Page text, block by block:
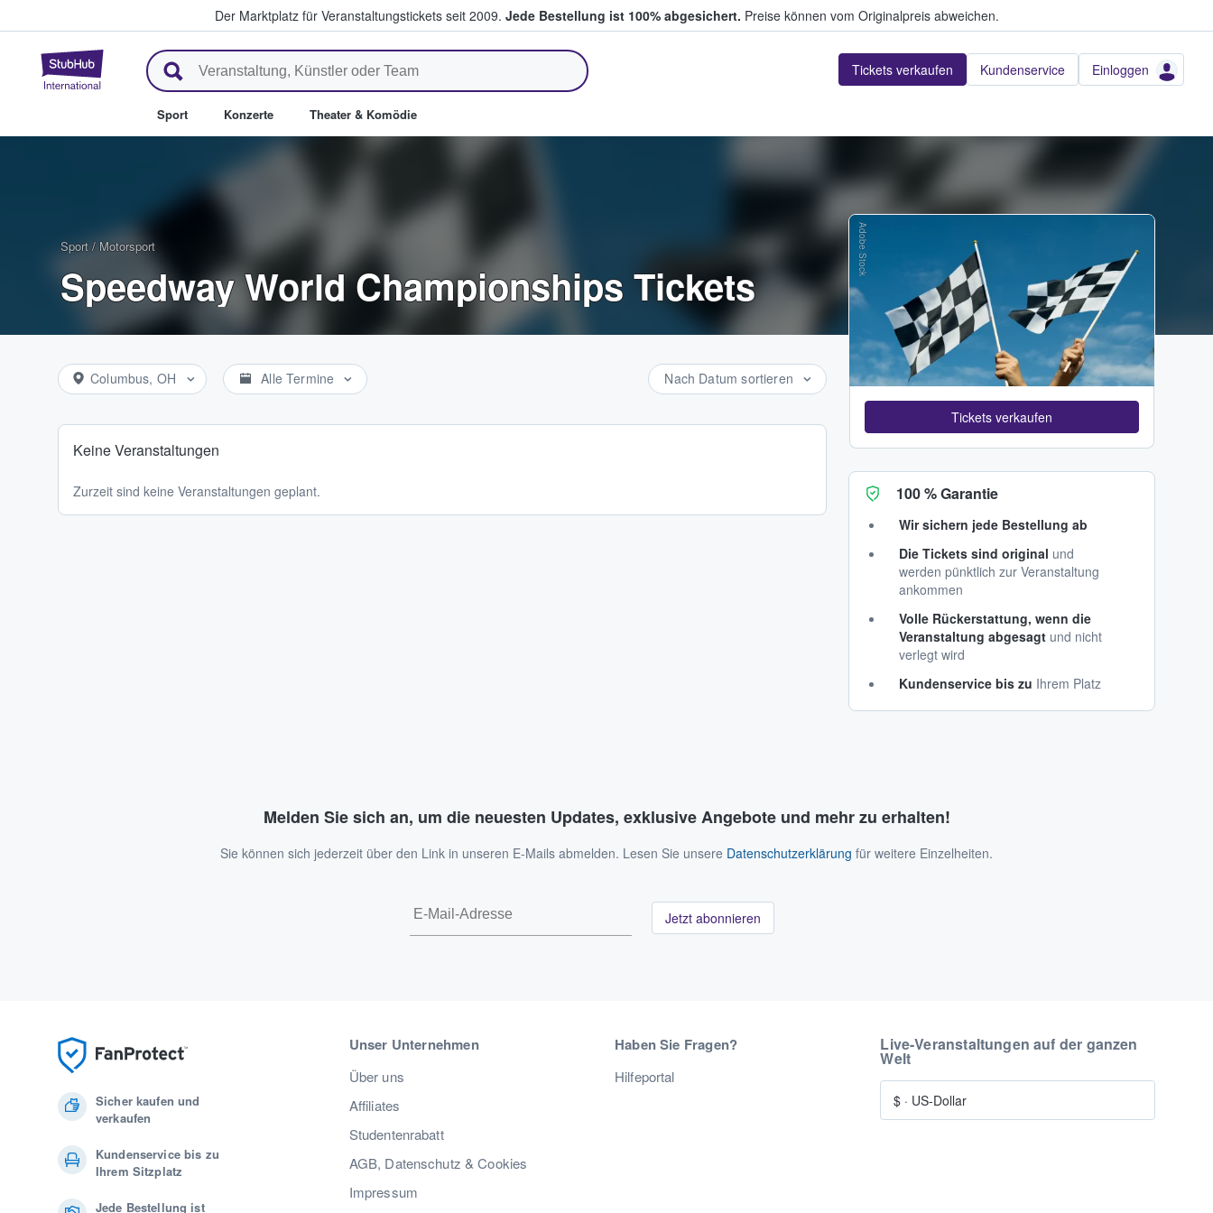
Der Marktplatz für Veranstaltungstickets seit 2009. Jede Bestellung ist 100% abgesichert. Preise können vom Originalpreis abweichen.
StubHub - Wo Fans Tickets kaufen & verkaufen Tickets verkaufen Kundenservice Einloggen
Sport Konzerte Theater & Komödie
Sport / Motorsport
Speedway World Championships Tickets
Columbus, OH Alle Termine Nach Datum sortieren
Keine Veranstaltungen
Zurzeit sind keine Veranstaltungen geplant.
Adobe Stock
Tickets verkaufen
100 % Garantie
Wir sichern jede Bestellung ab
Die Tickets sind original und
werden pünktlich zur Veranstaltung
ankommen
Volle Rückerstattung, wenn die
Veranstaltung abgesagt und nicht
verlegt wird
Kundenservice bis zu Ihrem Platz
Melden Sie sich an, um die neuesten Updates, exklusive Angebote und mehr zu erhalten!
Sie können sich jederzeit über den Link in unseren E-Mails abmelden. Lesen Sie unsere Datenschutzerklärung für weitere Einzelheiten.
Jetzt abonnieren
Sicher kaufen und
verkaufen
Kundenservice bis zu
Ihrem Sitzplatz
Jede Bestellung ist
Unser Unternehmen
Über uns
Affiliates
Studentenrabatt
AGB, Datenschutz & Cookies
Impressum
Haben Sie Fragen?
Hilfeportal
Live-Veranstaltungen auf der ganzen
Welt
$ · US-Dollar